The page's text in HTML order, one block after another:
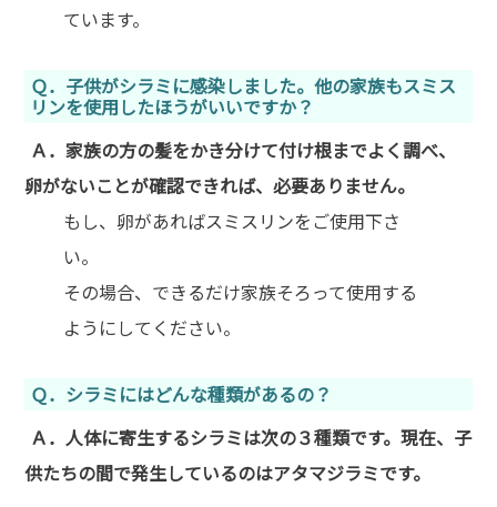
ています。
Ｑ．子供がシラミに感染しました。他の家族もスミス
リンを使用したほうがいいですか？
Ａ．家族の方の髪をかき分けて付け根までよく調べ、
卵がないことが確認できれば、必要ありません。
もし、卵があればスミスリンをご使用下さ
い。
その場合、できるだけ家族そろって使用する
ようにしてください。
Ｑ．シラミにはどんな種類があるの？
Ａ．人体に寄生するシラミは次の３種類です。現在、子
供たちの間で発生しているのはアタマジラミです。